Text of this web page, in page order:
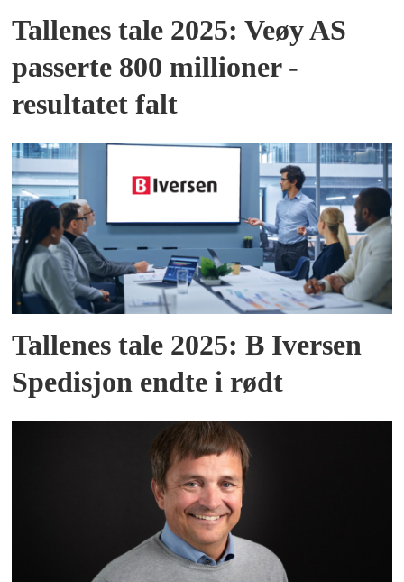
Tallenes tale 2025: Veøy AS
passerte 800 millioner -
resultatet falt
Tallenes tale 2025: B Iversen
Spedisjon endte i rødt